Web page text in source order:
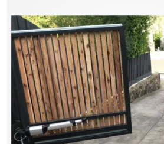
Previous